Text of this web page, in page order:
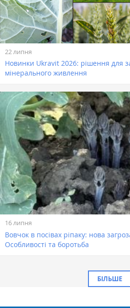
22 липня
Новинки Ukravit 2026: рішення для
мінерального живлення
16 липня
Вовчок в посівах ріпаку: нова
Особливості та боротьба
БІЛЬШЕ